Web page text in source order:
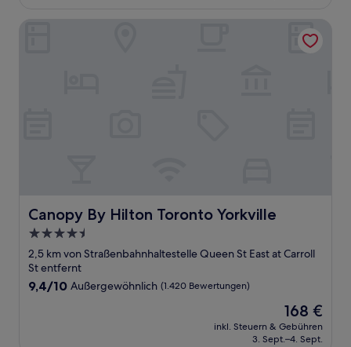
Canopy By Hilton Toronto Yorkville
Canopy By Hilton Toronto Yorkville
4.5-
Sterne-
Unterkunft
2,5 km von Straßenbahnhaltestelle Queen St East at Carroll
St entfernt
9.4
9,4/10 Außergewöhnlich (1.420 Bewertungen)
Der
Preis
beträgt
168 €
inkl. Steuern & Gebühren
3. Sept.–4. Sept.